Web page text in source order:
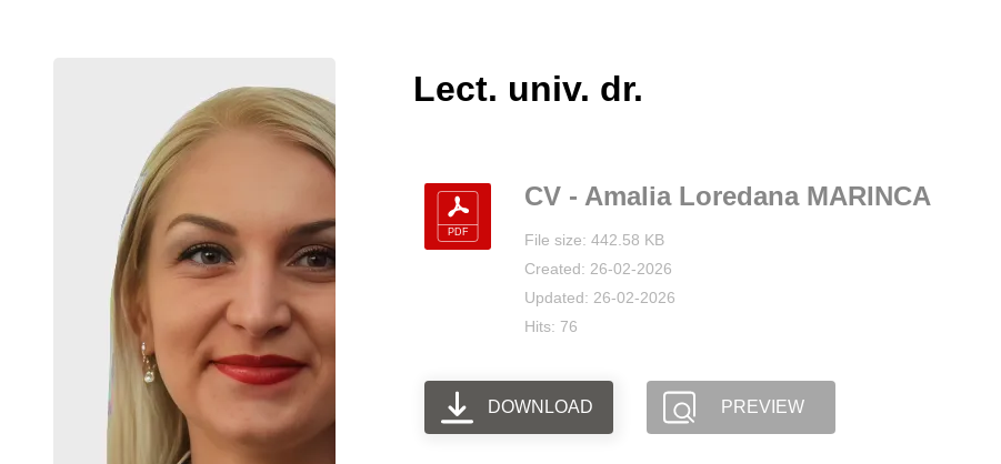
Lect. univ. dr.
CV - Amalia Loredana MARINCA
File size: 442.58 KB
Created: 26-02-2026
Updated: 26-02-2026
Hits: 76
DOWNLOAD PREVIEW